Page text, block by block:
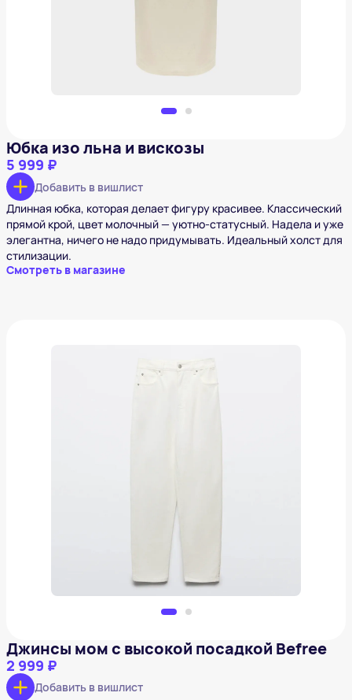
Юбка изо льна и вискозы
5 999 ₽
Добавить в вишлист
Длинная юбка, которая делает фигуру красивее. Классический
прямой крой, цвет молочный — уютно-статусный. Надела и уже
элегантна, ничего не надо придумывать. Идеальный холст для
стилизации.
Смотреть в магазине
Добавить в вишлист
Джинсы мом с высокой посадкой Befree
2 999 ₽
Добавить в вишлист